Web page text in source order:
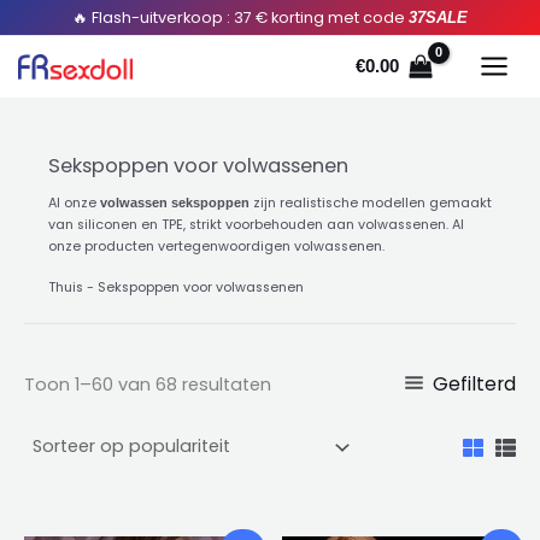
Doorgaan
artikel
🔥 Flash-uitverkoop : 37 € korting met code 37SALE
€0.00
Sekspoppen voor volwassenen
Al onze volwassen sekspoppen zijn realistische modellen gemaakt
van siliconen en TPE, strikt voorbehouden aan volwassenen. Al
onze producten vertegenwoordigen volwassenen.
Thuis - Sekspoppen voor volwassenen
Toon 1–60 van 68 resultaten
Gesorteerd
op
populariteit
Gefilterd